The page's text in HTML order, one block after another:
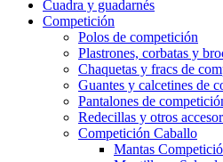
Cuadra y guadarnés
Competición
Polos de competición
Plastrones, corbatas y
Chaquetas y fracs de
Guantes y calcetines de
Pantalones de
Redecillas y otros
Competición Caballo
Mantas